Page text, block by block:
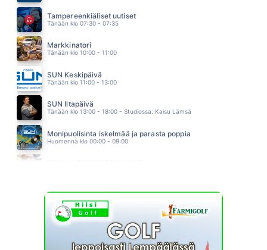
EPPU NORMAALI
15.54
Tampereenkiäliset uutiset
Tänään klo 07:30 - 07:35
Markkinatori
Tänään klo 10:00 - 11:00
SUN Keskipäivä
Tänään klo 11:00 - 13:00
SUN Iltapäivä
Tänään klo 13:00 - 18:00 - Studiossa: Kaisu Lämsä
Monipuolisinta iskelmää ja parasta poppia
Huomenna klo 00:00 - 09:00